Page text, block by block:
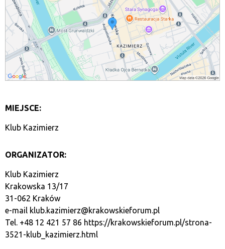
MIEJSCE:
Klub Kazimierz
ORGANIZATOR:
Klub Kazimierz
Krakowska 13/17
31-062 Kraków
e-mail klub.kazimierz@krakowskieforum.pl
Tel. +48 12 421 57 86 https://krakowskieforum.pl/strona-
3521-klub_kazimierz.html